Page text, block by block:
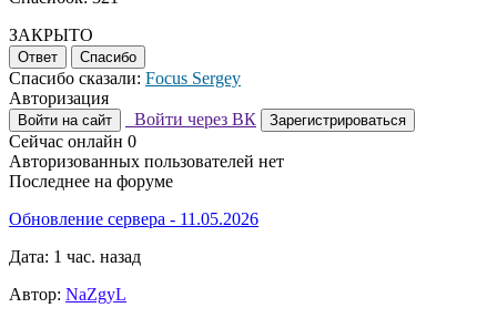
ЗАКРЫТО
Ответ Спасибо
Спасибо сказали: Focus Sergey
Авторизация
Войти на сайт Войти через ВК Зарегистрироваться
Сейчас онлайн 0
Авторизованных пользователей нет
Последнее на форуме
Обновление сервера - 11.05.2026
Дата: 1 час. назад
Автор: NaZgyL